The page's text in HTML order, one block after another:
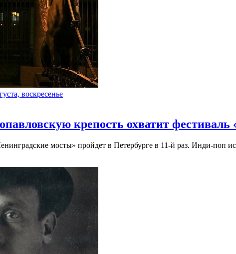
воскресенье
крепость охватит
мосты» пройдет в Петербурге в 11-й раз. Инди-поп